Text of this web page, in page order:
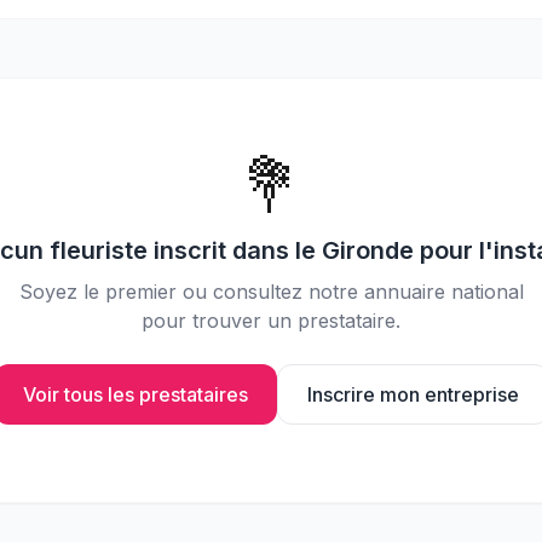
💐
fleuriste inscrit dans le Gironde pour
Soyez le premier ou consultez notre annuaire national
pour trouver un prestataire.
Voir tous les prestataires Inscrire mon entreprise